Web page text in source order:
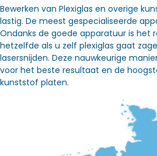
Bewerken van Plexiglas en overige
lastig. De meest gespecialiseerde
Ondanks de goede apparatuur is het
hetzelfde als u zelf plexiglas gaat
lasersnijden. Deze nauwkeurige
voor het beste resultaat en de
kunststof platen.